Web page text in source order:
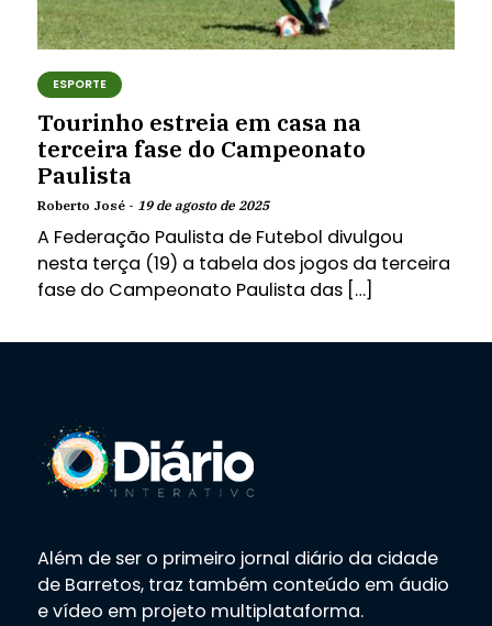
ESPORTE
Tourinho estreia em casa na
terceira fase do Campeonato
Paulista
Roberto José - 19 de agosto de 2025
A Federação Paulista de Futebol divulgou
nesta terça (19) a tabela dos jogos da terceira
fase do Campeonato Paulista das […]
Além de ser o primeiro jornal diário da cidade
de Barretos, traz também conteúdo em áudio
e vídeo em projeto multiplataforma.